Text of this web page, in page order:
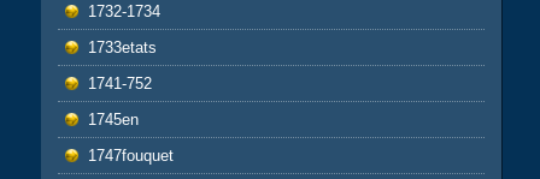
1732-1734
1733etats
1741-752
1745en
1747fouquet